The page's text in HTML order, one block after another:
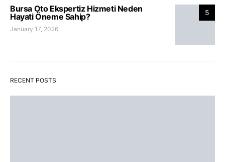
5
Bursa Oto Ekspertiz Hizmeti Neden
Hayati Öneme Sahip?
January 17, 2026
RECENT POSTS